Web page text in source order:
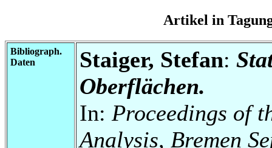
Artikel in
Bibliograph.
Daten
Staiger, Stefan:
Oberflächen.
In: Proceedings of
Analysis, Bremen